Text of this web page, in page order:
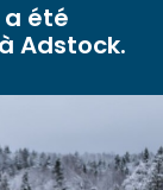
été
Adstock.